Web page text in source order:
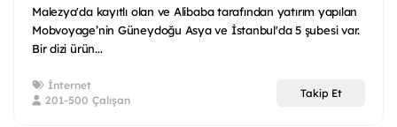
Malezya'da kayıtlı olan ve Alibaba tarafından yatırım yapılan
Mobvoyage’nin Güneydoğu Asya ve İstanbul'da 5 şubesi var.
Bir dizi ürün...
İnternet
201-500 Çalışan
Takip Et